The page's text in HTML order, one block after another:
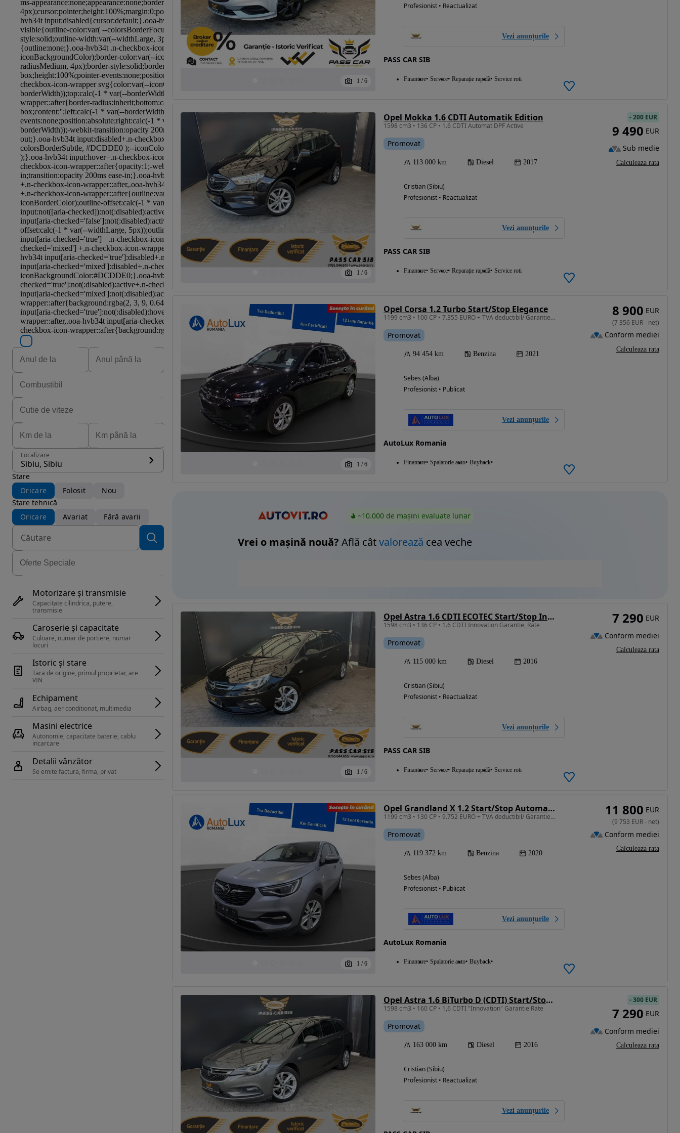
Eligibil pentru
Localizare
Sibiu, Sibiu
Stare
Oricare
Folosit
Nou
Stare tehnică
Oricare
Avariat Fără avarii
Motorizare și transmisie
Capacitate cilindrica, putere,
transmisie
Caroserie și capacitate
Culoare, numar de portiere, numar
locuri
Istoric și stare
Tara de origine, primul proprietar, are
Echipament
Airbag, aer conditionat, multimedia
Masini electrice
Autonomie, capacitate baterie, cablu
Detalii vânzător
Se emite factura, firma, privat
1 / 6
Profesionist • Reactualizat
Vezi anunțurile
PASS CAR SIB
Finantare Service Reparație rapidă Service roti
1 / 6
Opel Mokka 1.6 CDTI Automatik Edition
1598 cm3 • 136 CP • 1.6 CDTI Automat DPF Active
Promovat
113 000 km Diesel 2017
Cristian (Sibiu)
Profesionist • Reactualizat
Vezi anunțurile
PASS CAR SIB
Finantare Service Reparație rapidă Service roti
-200 EUR
9 490 EUR
Sub medie
Calculeaza rata
1 / 6
Opel Corsa 1.2 Turbo Start/Stop Elegance
1199 cm3 • 100 CP • 7.355 EURO + TVA deductibil/ Garantie pana la 3 Ani/ Istoric Service
Promovat
94 454 km Benzina 2021
Sebes (Alba)
Profesionist • Publicat
Vezi anunțurile
AutoLux Romania
Finantare Spalatorie auto Buyback
8 900 EUR
(7 356 EUR- net)
Conform mediei
Calculeaza rata
~10.000 de mașini evaluate lunar
Vrei o mașină nouă? Află câtvalorează cea veche
1 / 6
Opel Astra 1.6 CDTI ECOTEC Start/Stop Innovation
1598 cm3 • 136 CP • 1.6 CDTI Innovation Garantie, Rate
Promovat
115 000 km Diesel 2016
Cristian (Sibiu)
Profesionist • Reactualizat
Vezi anunțurile
PASS CAR SIB
Finantare Service Reparație rapidă Service roti
7 290 EUR
Conform mediei
Calculeaza rata
1 / 6
Opel Grandland X 1.2 Start/Stop Automatik Edition
1199 cm3 • 130 CP • 9.752 EURO + TVA deductibil/ Garantie pana la 3 Ani/ Istoric Service
Promovat
119 372 km Benzina 2020
Sebes (Alba)
Profesionist • Publicat
Vezi anunțurile
AutoLux Romania
Finantare Spalatorie auto Buyback
11 800 EUR
(9 753 EUR- net)
Conform mediei
Calculeaza rata
Opel Astra 1.6 BiTurbo D (CDTI) Start/Stop Innovation
1598 cm3 • 160 CP • 1,6 CDTI "Innovation" Garantie Rate
Promovat
163 000 km Diesel 2016
Cristian (Sibiu)
Profesionist • Reactualizat
Vezi anunțurile
-300 EUR
7 290 EUR
Conform mediei
Calculeaza rata